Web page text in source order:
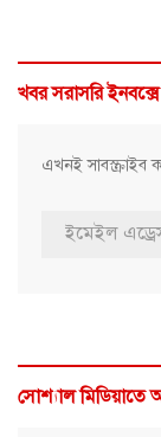
খবর সরাসরি
এখনই সাবস্ক্রাইব
সোশ্যাল মিডিয়াতে